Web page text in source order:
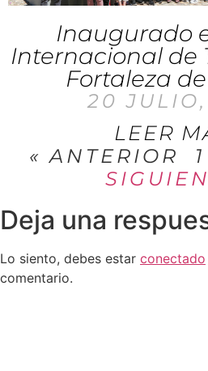
Inaugurado
Internacional de
Fortaleza
20
LEER
« ANTERIOR 1
Deja una
Lo siento, debes estar conectado
comentario.